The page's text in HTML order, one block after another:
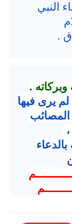
النبي
.
.
يرى فيها
المصائب